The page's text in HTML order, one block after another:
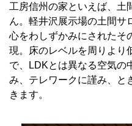
工房信州の家といえば、土
ん。軽井沢展示場の土間サ
心をわしずかみにされたそ
現。床のレベルを周りより
で、LDKとは異なる空気の
み、テレワークに謹み、と
きます。